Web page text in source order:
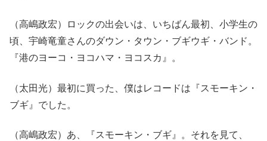
（高嶋政宏）ロックの出会いは、いちばん最初、小学生の
頃、宇崎竜童さんのダウン・タウン・ブギウギ・バンド。
『港のヨーコ・ヨコハマ・ヨコスカ』。
（太田光）最初に買った、僕はレコードは『スモーキン・
ブギ』でした。
（高嶋政宏）あ、『スモーキン・ブギ』。それを見て、